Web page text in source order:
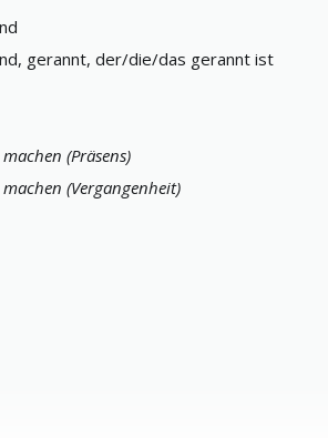
gerannt, der/die/das gerannt ist
(Präsens)
(Vergangenheit)